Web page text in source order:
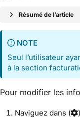
Résumé de l’article
NOTE
Seul l’utilisateur
à la section
Pour modifier les
Naviguez dans (